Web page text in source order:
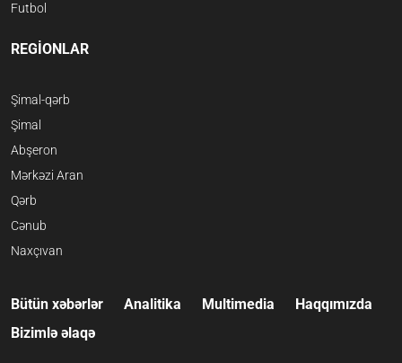
Futbol
REGİONLAR
Şimal-qərb
Şimal
Abşeron
Mərkəzi Aran
Qərb
Cənub
Naxçıvan
Bütün xəbərlər Analitika Multimedia
Haqqımızda
Bizimlə əlaqə